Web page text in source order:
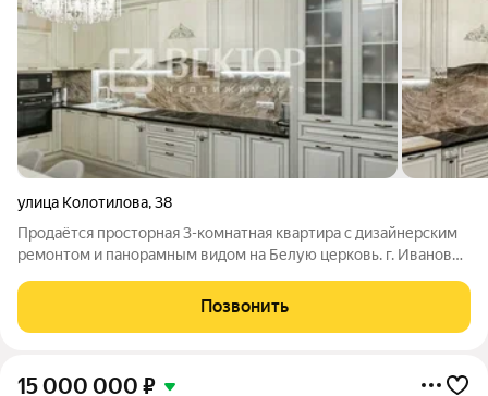
улица Колотилова,38
Продаётся просторная 3-комнатная квартира с дизайнерским
ремонтом и панорамным видом на Белую церковь. г. Иваново,
кухня-гостиная: 20
Позвонить
15 000 000 ₽